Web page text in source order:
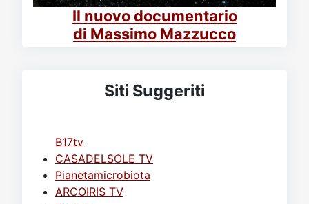
Il nuovo documentario
di Massimo Mazzucco
Siti Suggeriti
B17tv
CASADELSOLE TV
Pianetamicrobiota
ARCOIRIS TV